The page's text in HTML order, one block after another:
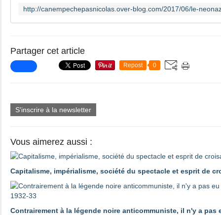
Partager cet article
Repost 0
S'inscrire à la newsletter
Vous aimerez aussi :
Capitalisme, impérialisme, société du spectacle et esprit de
Contrairement à la légende noire anticommuniste, il n'y a pas